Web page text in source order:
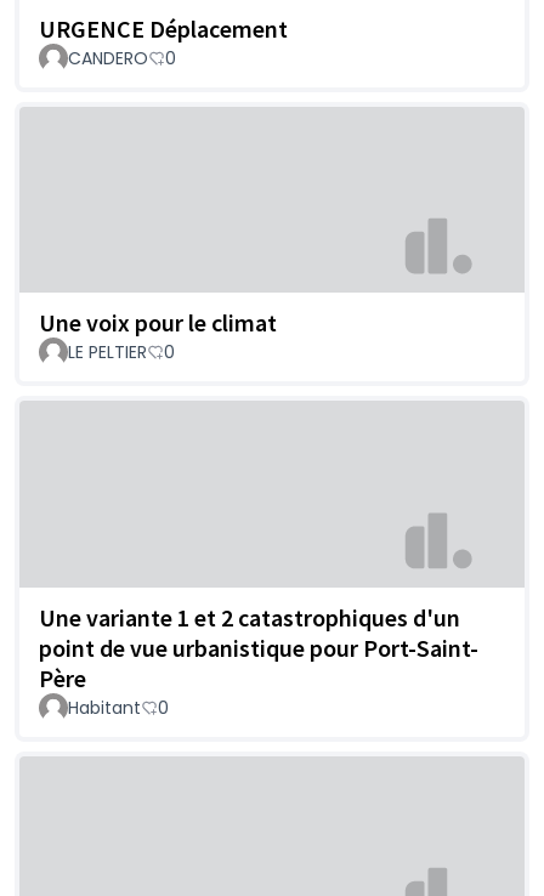
URGENCE Déplacement
CANDERO 0
Une voix pour le climat
LE PELTIER 0
Une variante 1 et 2 catastrophiques d'un
point de vue urbanistique pour Port-Saint-
Père
Habitant 0